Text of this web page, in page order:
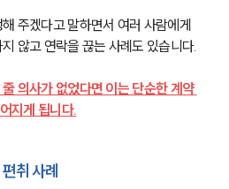
주겠다고 말하면서 여러 사람에게
않고 연락을 끊는 사례도 있습니다.
의사가 없었다면 이는 단순한 계약
지게 됩니다.
취 사례